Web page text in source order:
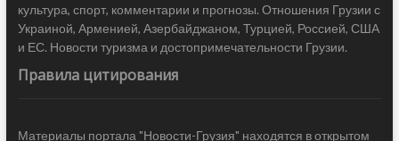
культура, спорт, комментарии и прогнозы. Отношения Грузии с
Украиной, Арменией, Азербайджаном, Турцией, Россией, США
и ЕС. Новости туризма и достопримечательности Грузии.
Правила цитирования
Материалы портала "Новости-Грузия" находятся в открытом